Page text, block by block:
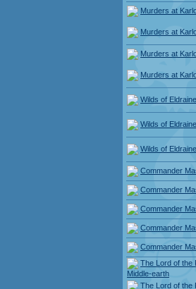
Murders at
Murders at
Murders at
Murders at
Wilds of Eldraine
Wilds of Eldraine
Wilds of Eldraine
Commander
Commander
Commander
Commander
Commander
The Lord of the
Middle-earth
The Lord of the